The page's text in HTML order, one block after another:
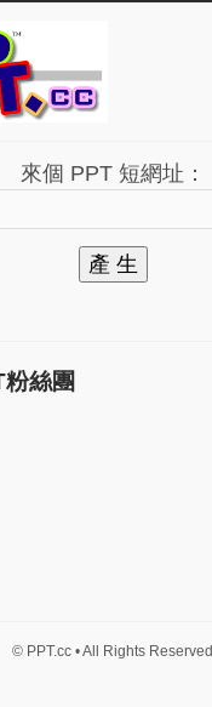
來個 PPT 短網址：
產 生
絲團
© PPT.cc • All Rights Reserved